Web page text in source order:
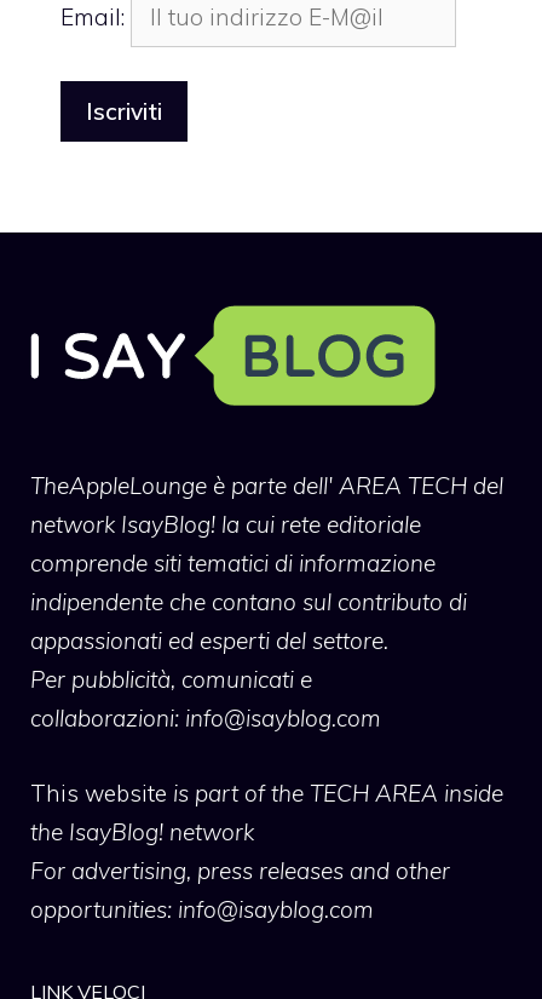
Email:
TheAppleLounge è parte dell' AREA TECH del
network IsayBlog! la cui rete editoriale
comprende siti tematici di informazione
indipendente che contano sul contributo di
appassionati ed esperti del settore.
Per pubblicità, comunicati e
collaborazioni: info@isayblog.com
This website is part of the TECH AREA inside
the IsayBlog! network
For advertising, press releases and other
opportunities: info@isayblog.com
LINK VELOCI